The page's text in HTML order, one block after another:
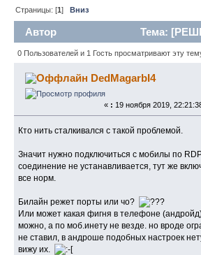
Страницы: [1]Вниз
Автор
Тема:
RDP (Прочитано 7390 раз)
0 Пользователей и 1 Гость просматривают эту
DedMagarbI4
« : 19 ноября 2019,
Кто нить сталкивался с такой проблемой.
Значит нужно подключиться с мобилы по
соединение не устанавливается, тут же
все норм.
Билайн режет порты или чо?
Или может какая фигня в телефоне
можно, а по моб.инету не везде. но вроде
не ставил, в андроше подобных настроек
вижу их.